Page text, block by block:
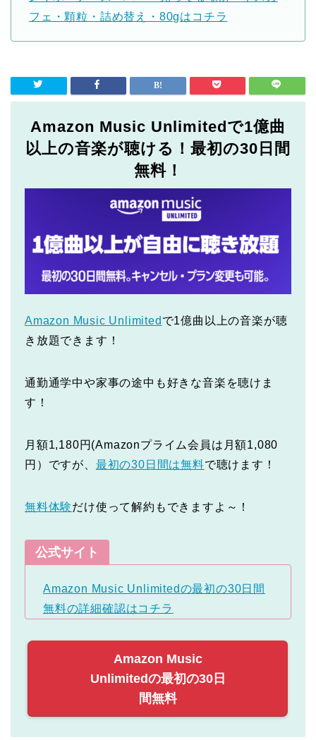
フェ・顆粒・詰め替え・80gはコチラ
Amazon Music Unlimitedで1億曲
以上の音楽が聴ける！最初の30日間
無料！
Amazon Music Unlimited で1億曲以上の音楽が聴
き放題できます！
通勤通学中や家事の途中も好きな音楽を聴けま
す！
月額1,180円(Amazonプライム会員は月額1,080
円）ですが、 最初の30日間は無料で聴けます！
無料体験だけ使って解約もできますよ～！
公式サイト
Amazon Music Unlimitedの最初の30日間
無料の詳細確認はコチラ
Amazon Music
Unlimitedの最初の30日
間無料